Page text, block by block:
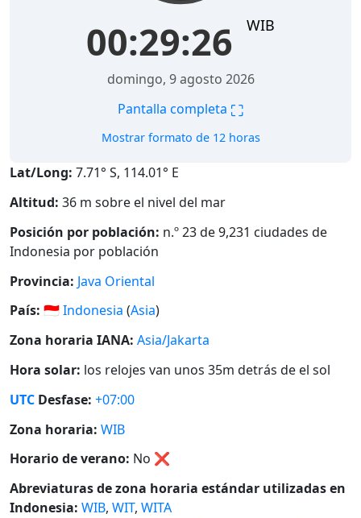
00:29:27 WIB
domingo, 9 agosto 2026
Pantalla completa ⛶
Mostrar formato de 12 horas
Lat/Long: 7.71° S, 114.01° E
Altitud: 36 m sobre el nivel del mar
Posición por población: n.º 23 de 9,231 ciudades de
Indonesia por población
Provincia: Java Oriental
País: 🇮🇩Indonesia (Asia)
Zona horaria IANA: Asia/Jakarta
Hora solar: los relojes van unos 35m detrás de el sol
UTC Desfase: +07:00
Zona horaria: WIB
Horario de verano: No ❌
Abreviaturas de zona horaria estándar utilizadas en
Indonesia: WIB, WIT, WITA